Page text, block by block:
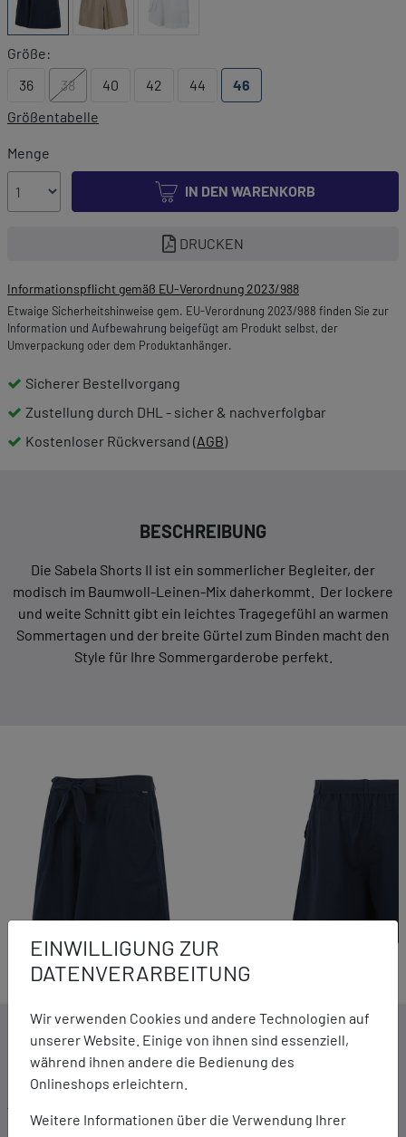
EINWILLIGUNG ZUR
DATENVERARBEITUNG
Wir verwenden Cookies und andere Technologien auf
unserer Website. Einige von ihnen sind essenziell,
während ihnen andere die Bedienung des
Onlineshops erleichtern.
Weitere Informationen über die Verwendung Ihrer
Größe:
36
38 40 42 44
46
Größentabelle
Menge
IN DEN WARENKORB
DRUCKEN
Informationspflicht gemäß EU-Verordnung 2023/988
Etwaige Sicherheitshinweise gem. EU-Verordnung 2023/988 finden Sie zur
Information und Aufbewahrung beigefügt am Produkt selbst, der
Umverpackung oder dem Produktanhänger.
Sicherer Bestellvorgang
Zustellung durch DHL - sicher & nachverfolgbar
Kostenloser Rückversand (AGB)
BESCHREIBUNG
Die Sabela Shorts II ist ein sommerlicher Begleiter, der
modisch im Baumwoll-Leinen-Mix daherkommt. Der lockere
und weite Schnitt gibt ein leichtes Tragegefühl an warmen
Sommertagen und der breite Gürtel zum Binden macht den
Style für Ihre Sommergarderobe perfekt.
DETAILS ZUM PRODUKT
Leichtes Gewebe Baumwoll-/Leinenmix, 110 g/m²